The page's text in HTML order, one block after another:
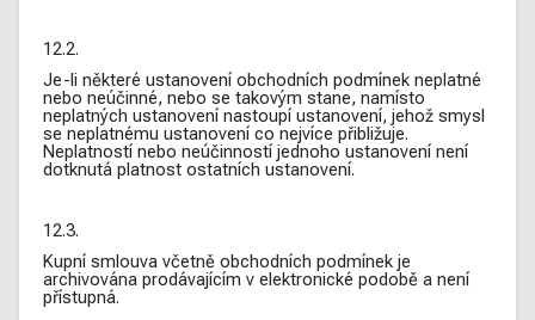
12.2.
Je-li některé ustanovení obchodních podmínek neplatné
nebo neúčinné, nebo se takovým stane, namísto
neplatných ustanovení nastoupí ustanovení, jehož smysl
se neplatnému ustanovení co nejvíce přibližuje.
Neplatností nebo neúčinností jednoho ustanovení není
dotknutá platnost ostatních ustanovení.
12.3.
Kupní smlouva včetně obchodních podmínek je
archivována prodávajícím v elektronické podobě a není
přístupná.